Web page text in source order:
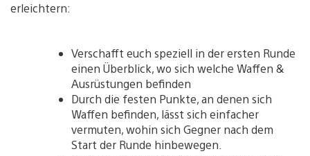
erleichtern:
Verschafft euch speziell in der ersten Runde
einen Überblick, wo sich welche Waffen &
Ausrüstungen befinden
Durch die festen Punkte, an denen sich
Waffen befinden, lässt sich einfacher
vermuten, wohin sich Gegner nach dem
Start der Runde hinbewegen.